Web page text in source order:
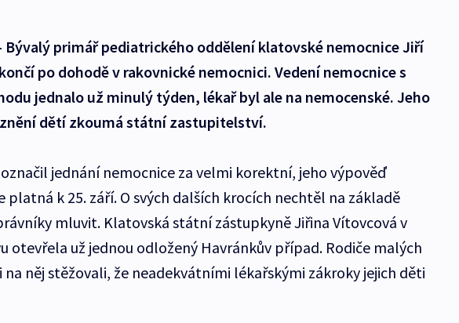
Bývalý primář pediatrického oddělení klatovské nemocnice Jiří
po dohodě v rakovnické nemocnici. Vedení nemocnice s
jednalo už minulý týden, lékař byl ale na nemocenské. Jeho
dětí zkoumá státní zastupitelství.
jednání nemocnice za velmi korektní, jeho výpověď
platná k 25. září. O svých dalších krocích nechtěl na základě
mluvit. Klatovská státní zástupkyně Jiřina Vítovcová v
otevřela už jednou odložený Havránkův případ. Rodiče malých
na něj stěžovali, že neadekvátními lékařskými zákroky jejich děti